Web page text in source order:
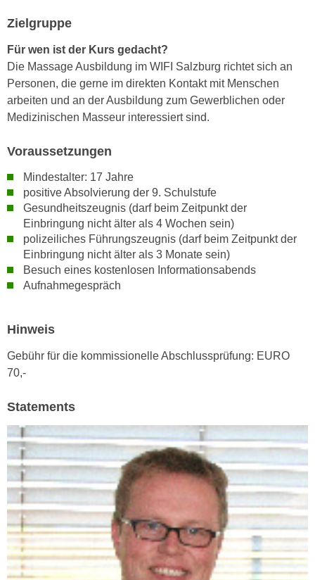
Zielgruppe
Für wen ist der Kurs gedacht?
Die Massage Ausbildung im WIFI Salzburg richtet sich an
Personen, die gerne im direkten Kontakt mit Menschen
arbeiten und an der Ausbildung zum Gewerblichen oder
Medizinischen Masseur interessiert sind.
Voraussetzungen
Mindestalter: 17 Jahre
positive Absolvierung der 9. Schulstufe
Gesundheitszeugnis (darf beim Zeitpunkt der
Einbringung nicht älter als 4 Wochen sein)
polizeiliches Führungszeugnis (darf beim Zeitpunkt der
Einbringung nicht älter als 3 Monate sein)
Besuch eines kostenlosen Informationsabends
Aufnahmegespräch
Hinweis
Gebühr für die kommissionelle Abschlussprüfung: EURO
70,-
Statements
l
y
s
e
z
e
k
u
d
u
ü
r
S
e
e
e
v
a
n
t
e
I
e
r
C
o
k
e
S
e
t
u
g
s
e
n
,
g
e
l
a
n
g
e